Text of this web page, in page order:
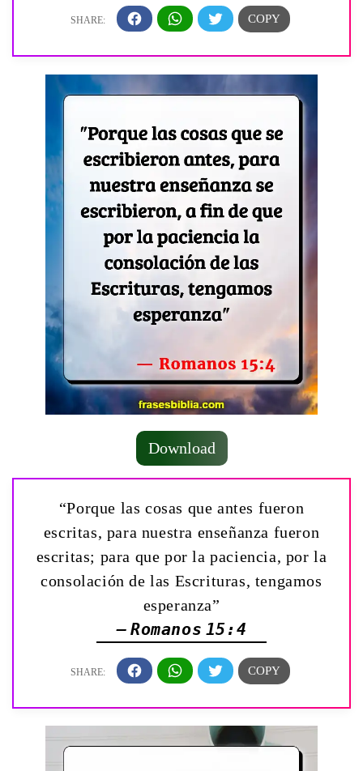
Download
“Porque las cosas que antes fueron
escritas, para nuestra enseñanza fueron
escritas; para que por la paciencia, por la
consolación de las Escrituras, tengamos
esperanza”
— Romanos 15:4